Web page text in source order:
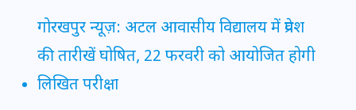
गोरखपुर न्यूज़: अटल आवासीय विद्यालय में प्रवेश
की तारीखें घोषित, 22 फरवरी को आयोजित होगी
लिखित परीक्षा